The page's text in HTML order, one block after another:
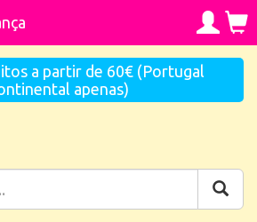
a partir de 60€ (Portugal
apenas)